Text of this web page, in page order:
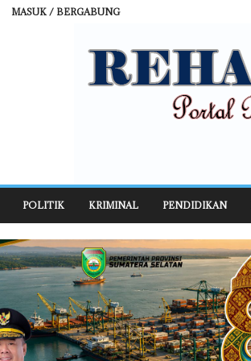
MASUK / BERGABUNG
POLITIK KRIMINAL PENDIDIKAN